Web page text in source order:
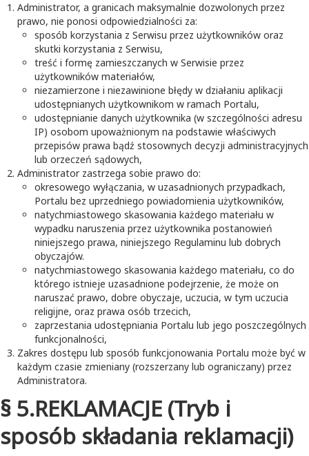
Administrator, a granicach maksymalnie dozwolonych przez
prawo, nie ponosi odpowiedzialności za:
sposób korzystania z Serwisu przez użytkowników oraz
skutki korzystania z Serwisu,
treść i formę zamieszczanych w Serwisie przez
użytkowników materiałów,
niezamierzone i niezawinione błędy w działaniu aplikacji
udostępnianych użytkownikom w ramach Portalu,
udostępnianie danych użytkownika (w szczególności adresu
IP) osobom upoważnionym na podstawie właściwych
przepisów prawa bądź stosownych decyzji administracyjnych
lub orzeczeń sądowych,
Administrator zastrzega sobie prawo do:
okresowego wyłączania, w uzasadnionych przypadkach,
Portalu bez uprzedniego powiadomienia użytkowników,
natychmiastowego skasowania każdego materiału w
wypadku naruszenia przez użytkownika postanowień
niniejszego prawa, niniejszego Regulaminu lub dobrych
obyczajów.
natychmiastowego skasowania każdego materiału, co do
którego istnieje uzasadnione podejrzenie, że może on
naruszać prawo, dobre obyczaje, uczucia, w tym uczucia
religijne, oraz prawa osób trzecich,
zaprzestania udostępniania Portalu lub jego poszczególnych
funkcjonalności,
Zakres dostępu lub sposób funkcjonowania Portalu może być w
każdym czasie zmieniany (rozszerzany lub ograniczany) przez
Administratora.
§ 5.REKLAMACJE (Tryb i
sposób składania reklamacji)